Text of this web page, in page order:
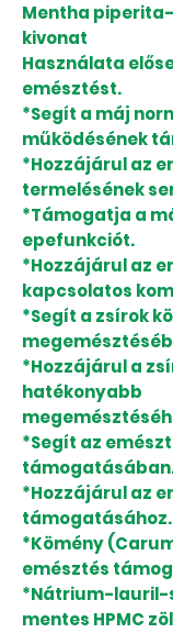
Mentha
kivonat
Használata
emésztést.
*Segít a máj
működésének
*Hozzájárul az
termelésének
*Támogatja a
epefunkciót.
*Hozzájárul az
kapcsolatos
*Segít a zsírok
*Hozzájárul a
hatékonyabb
*Segít az
*Hozzájárul az
támogatásához.
*Kömény
emésztés
*Nátrium-lauril-
mentes HPMC